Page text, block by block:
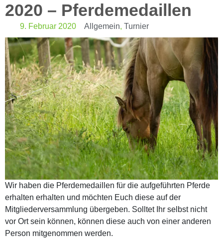
2020 – Pferdemedaillen
9. Februar 2020 Allgemein, Turnier
Wir haben die Pferdemedaillen für die aufgeführten Pferde
erhalten erhalten und möchten Euch diese auf der
Mitgliederversammlung übergeben. Solltet Ihr selbst nicht
vor Ort sein können, können diese auch von einer anderen
Person mitgenommen werden.